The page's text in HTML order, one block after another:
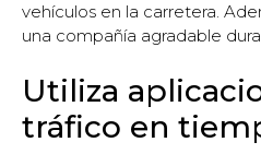
vehículos en la carretera.
una compañía agradable
Utiliza
tráfico en